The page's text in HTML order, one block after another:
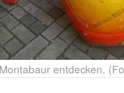
entdecken.